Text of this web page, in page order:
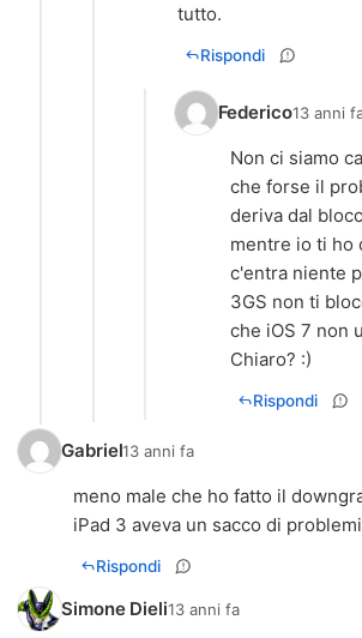
tutto.
Rispondi
Federico13 anni
Non ci siamo
che forse il
deriva dal
mentre io ti ho
c'entra niente
3GS non ti
che iOS 7 non
Chiaro? :)
Rispondi
Gabriel13 anni fa
meno male che ho fatto il
iPad 3 aveva un sacco di
Rispondi
Simone Dieli13 anni fa